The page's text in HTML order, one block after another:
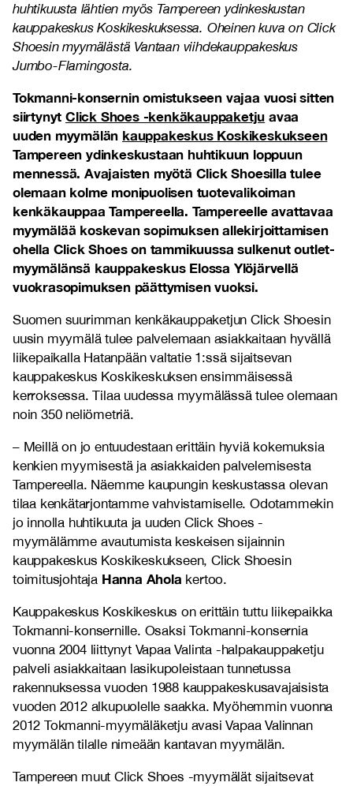
huhtikuusta lähtien myös Tampereen ydinkeskustan
kauppakeskus Koskikeskuksessa. Oheinen kuva on Click
Shoesin myymälästä Vantaan viihdekauppakeskus
Jumbo-Flamingosta.
Tokmanni-konsernin omistukseen vajaa vuosi sitten
siirtynyt Click Shoes -kenkäkauppaketju avaa
uuden myymälän kauppakeskus Koskikeskukseen
Tampereen ydinkeskustaan huhtikuun loppuun
mennessä. Avajaisten myötä Click Shoesilla tulee
olemaan kolme monipuolisen tuotevalikoiman
kenkäkauppaa Tampereella. Tampereelle avattavaa
myymälää koskevan sopimuksen allekirjoittamisen
ohella Click Shoes on tammikuussa sulkenut outlet-
myymälänsä kauppakeskus Elossa Ylöjärvellä
vuokrasopimuksen päättymisen vuoksi.
Suomen suurimman kenkäkauppaketjun Click Shoesin
uusin myymälä tulee palvelemaan asiakkaitaan hyvällä
liikepaikalla Hatanpään valtatie 1:ssä sijaitsevan
kauppakeskus Koskikeskuksen ensimmäisessä
kerroksessa. Tilaa uudessa myymälässä tulee olemaan
noin 350 neliömetriä.
– Meillä on jo entuudestaan erittäin hyviä kokemuksia
kenkien myymisestä ja asiakkaiden palvelemisesta
Tampereella. Näemme kaupungin keskustassa olevan
tilaa kenkätarjontamme vahvistamiselle. Odotammekin
jo innolla huhtikuuta ja uuden Click Shoes -
myymälämme avautumista keskeisen sijainnin
kauppakeskus Koskikeskukseen, Click Shoesin
toimitusjohtaja Hanna Ahola kertoo.
Kauppakeskus Koskikeskus on erittäin tuttu liikepaikka
Tokmanni-konsernille. Osaksi Tokmanni-konsernia
vuonna 2004 liittynyt Vapaa Valinta -halpakauppaketju
palveli asiakkaitaan lasikupoleistaan tunnetussa
rakennuksessa vuoden 1988 kauppakeskusavajaisista
vuoden 2012 alkupuolelle saakka. Myöhemmin vuonna
2012 Tokmanni-myymäläketju avasi Vapaa Valinnan
myymälän tilalle nimeään kantavan myymälän.
Tampereen muut Click Shoes -myymälät sijaitsevat